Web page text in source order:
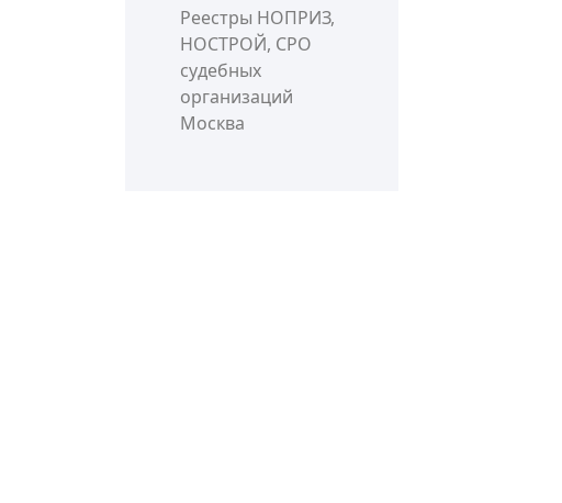
Реестры НОПРИЗ,
НОСТРОЙ, СРО
судебных
организаций
Москва